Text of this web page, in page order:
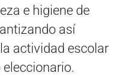
e higiene de
así
actividad escolar